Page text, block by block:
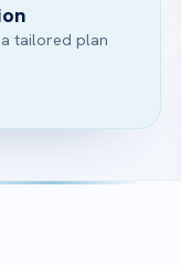
tailored plan